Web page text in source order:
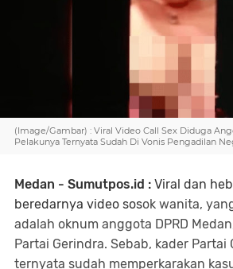
(Image/Gambar) : Viral Video Call Sex Diduga
Pelakunya Ternyata Sudah Di Vonis Pengadilan
Medan - Sumutpos.id : Viral dan
beredarnya video sosok wanita,
adalah oknum anggota DPRD
Partai Gerindra. Sebab, kader Partai
ternyata sudah memperkarakan